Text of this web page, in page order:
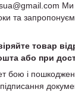
та
товар
або при
бою і